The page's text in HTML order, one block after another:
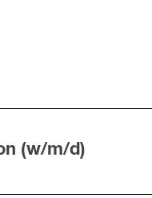
(w/m/d)